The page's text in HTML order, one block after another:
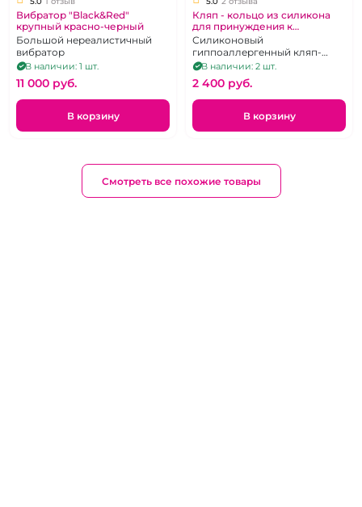
Вибратор "Black&Red"
крупный красно-черный
Большой нереалистичный
вибратор
В наличии: 1 шт.
11 000 pуб.
В корзину
Кляп - кольцо из силикона
для принуждения к
оральному сексу "Notabu"
Силиконовый
гиппоаллергенный кляп-
кольцо на ремешке
В наличии: 2 шт.
2 400 pуб.
В корзину
Смотреть все похожие товары